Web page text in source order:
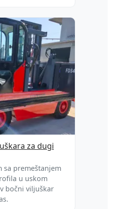
za dugi
sa premeštanjem
u uskom
bočni viljuškar